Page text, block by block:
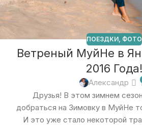
ПОЕЗДКИ, ФОТО
Ветреный МуйНе в
2016 Года!
Александр
Друзья! В этом зимнем
добраться на Зимовку в МуйНе
И это уже стало некоторой